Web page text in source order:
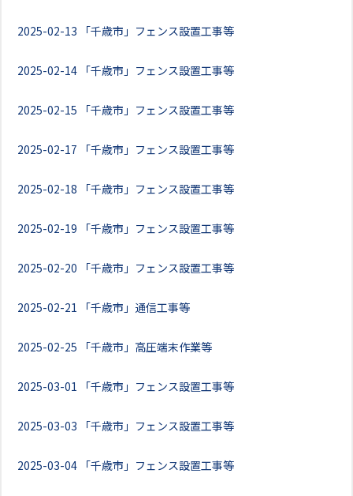
2025-02-13 「千歳市」フェンス設置工事等
2025-02-14 「千歳市」フェンス設置工事等
2025-02-15 「千歳市」フェンス設置工事等
2025-02-17 「千歳市」フェンス設置工事等
2025-02-18 「千歳市」フェンス設置工事等
2025-02-19 「千歳市」フェンス設置工事等
2025-02-20 「千歳市」フェンス設置工事等
2025-02-21 「千歳市」通信工事等
2025-02-25 「千歳市」高圧端末作業等
2025-03-01 「千歳市」フェンス設置工事等
2025-03-03 「千歳市」フェンス設置工事等
2025-03-04 「千歳市」フェンス設置工事等